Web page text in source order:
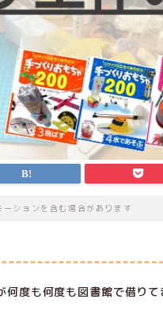
ションを含む場合があります
度も何度も図書館で借りて